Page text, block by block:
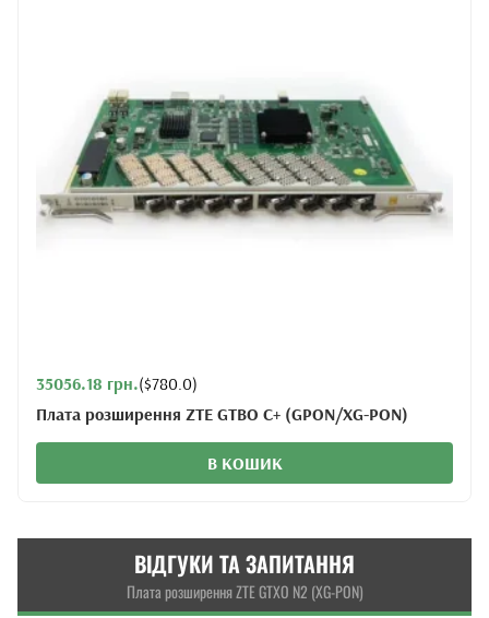
35056.18 грн.($780.0)
Плата розширення ZTE GTBO C+ (GPON/XG-PON)
В КОШИК
ВІДГУКИ ТА ЗАПИТАННЯ
Плата розширення ZTE GTXO N2 (XG-PON)